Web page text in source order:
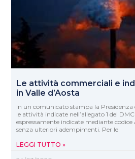
Le attività commerciali e
in Valle d’Aosta
In un comunicato stampa la Presidenza
le attività indicate nell’allegato 1 del
espressamente indicate mediante
senza ulteriori adempimenti. Per le
LEGGI TUTTO »